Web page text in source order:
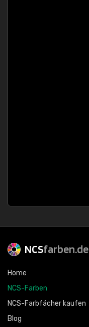
NCSfarben.de
Home
NCS-Farben
NCS-Farbfächer kaufen
Blog